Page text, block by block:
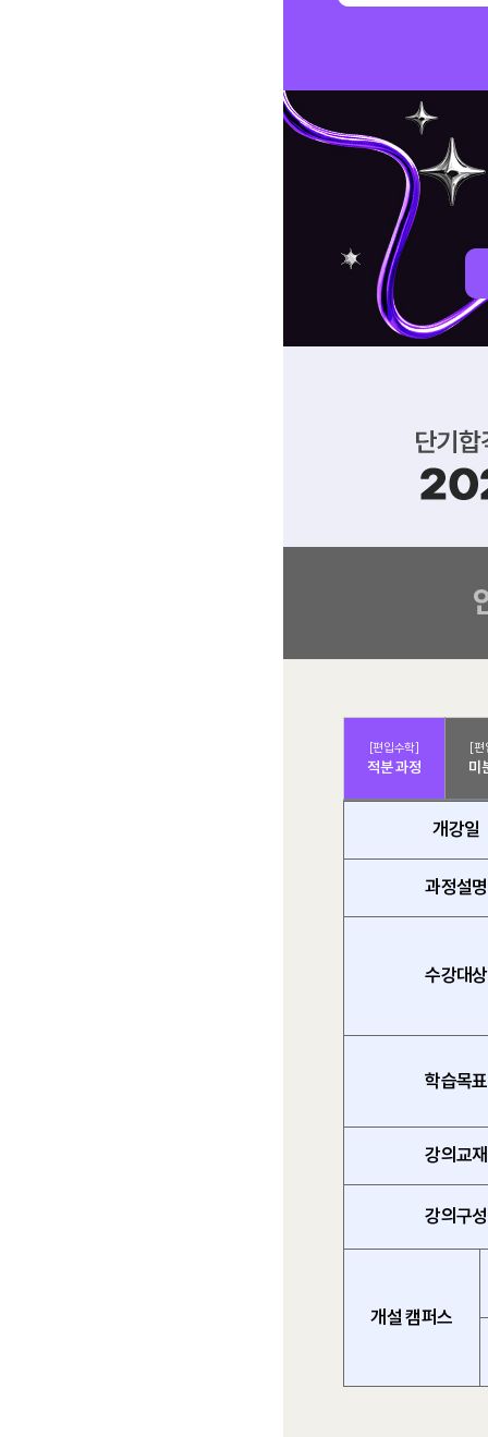
[편입수학]
적분 과정
[편
미
개강일
과정설명
수강대상
학습목표
강의교재
강의구성
개설 캠퍼스